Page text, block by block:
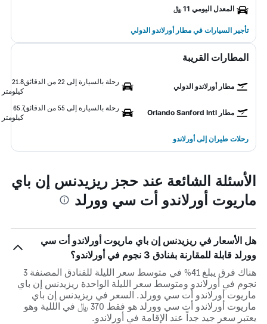
المعدل اليومي 11 ﷼
تأجير السيارات في مطار أورلاندو الدولي
المطارات القريبة
مطار أورلاندو الدولي
رحلة بالسيارة إلى 22 من الدقائق
21.8
كيلومتر
مطار Orlando Sanford Intl
رحلة بالسيارة إلى 55 من الدقائق
65.7
كيلومتر
رحلات طيران إلى أورلاندو
الأسئلة الشائعة عند حجز ريزيدنس إن باي
ماريوت أورلاندو أت سي وورلد
هل الأسعار في ريزيدنس إن باي ماريوت أورلاندو أت سي
وورلد قابلة للمقارنة بفنادق 3 نجوم في أورلاندو؟
هناك فرق يبلغ 41% في متوسط ​​سعر الليلة للفنادق المصنفة 3
نجوم في أورلاندو ومتوسط ​​سعر الليلة الواحدة ريزيدنس إن باي
ماريوت أورلاندو أت سي وورلد. السعر في ريزيدنس إن باي
ماريوت أورلاندو أت سي وورلد هو فقط 370 ﷼ في الللية وهو
يعتبر سعر جيد جداً عند الإقامة في أورلاندو.